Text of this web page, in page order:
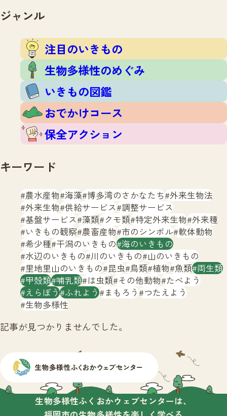
保全アクション
調査結果
ふくおかいきものマップ
マッチング
マッチングTOP
掲載申し込みフォーム
お問合せ
サイトマップ
ジャンル
注目のいきもの
生物多様性のめぐみ
いきもの図鑑
おでかけコース
保全アクション
キーワード
農水産物 海藻 博多湾のさかなたち 外来生物法
外来生物 供給サービス 調整サービス
基盤サービス 藻類 クモ類 特定外来生物 外来種
いきもの観察 農畜産物 市のシンボル 軟体動物
希少種 干潟のいきもの 海のいきもの
水辺のいきもの 川のいきもの 山のいきもの
里地里山のいきもの 昆虫 鳥類 植物 魚類 両生類
甲殻類 哺乳類 は虫類 その他動物 たべよう
えらぼう ふれよう まもろう つたえよう
生物多様性
記事が見つかりませんでした。
生物多様性ふくおかウェブセンターは、